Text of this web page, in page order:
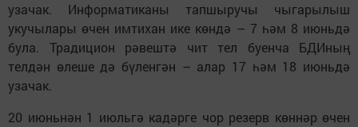
узачак. Информатиканы тапшыручы чыгарылыш
укучылары өчен имтихан ике көндә – 7 һәм 8 июньдә
була. Традицион рәвештә чит тел буенча БДИның
телдән өлеше дә бүленгән – алар 17 һәм 18 июньдә
узачак.
20 июньнән 1 июльгә кадәрге чор резерв көннәр өчен